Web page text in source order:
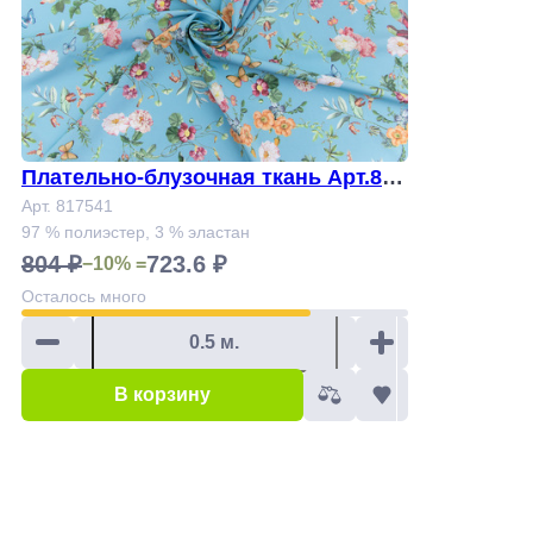
Плательно-блузочная ткань Арт.817
541
Арт. 817541
97 % полиэстер, 3 % эластан
804 ₽−10% =723.6 ₽
Осталось много
В корзину